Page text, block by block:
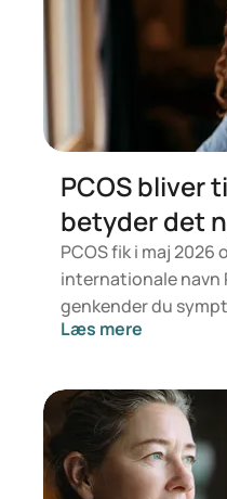
en vurdering fra en
helbred, BMI og
medicinforbrug.
PCOS bliver
betyder det
PCOS fik i maj
internationale navn
genkender du
Medicinsk ændrer
hormoner,
funktion.
Læs mere